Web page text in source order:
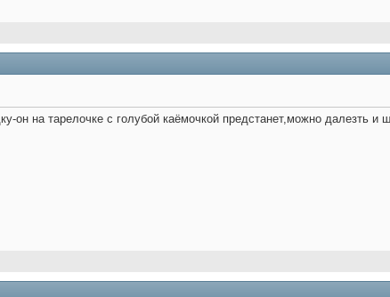
он на тарелочке с голубой каёмочкой предстанет,можно далезть и